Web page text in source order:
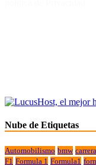
Nube de Etiquetas
Automobilismo bmw
F1 Formula 1 Formula1